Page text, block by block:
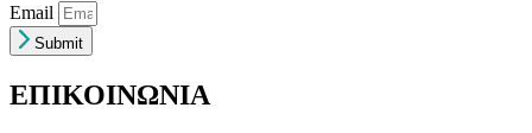
Email
Submit
ΕΠΙΚΟΙΝΩΝΙΑ